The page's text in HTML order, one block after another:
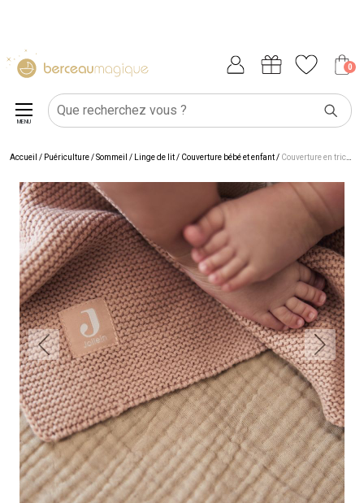
0
MENU
Accueil / Puériculture/Sommeil / Linge de lit/ Couverture bébé et enfant/ Couverture en tricot Basic Knit Wild Rose (75 x 100 cm)